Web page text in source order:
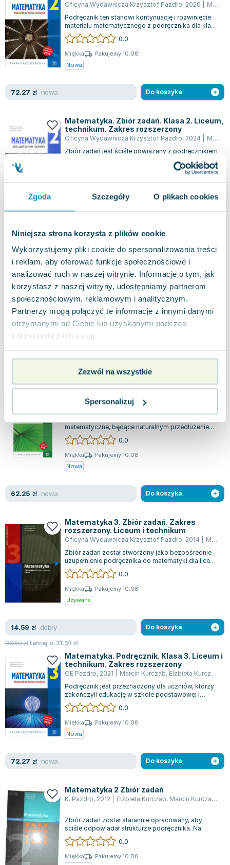
Zgoda Szczegóły O plikach cookies
Niniejsza strona korzysta z plików cookie
Wykorzystujemy pliki cookie do spersonalizowania treści
i reklam, aby oferować funkcje społecznościowe i
analizować ruch w naszej witrynie. Informacje o tym, jak
korzystasz z naszej witryny, udostępniamy partnerom
społecznościowym, reklamowym i analitycznym.
Partnerzy mogą połączyć te informacje z innymi danymi
otrzymanymi od Ciebie lub uzyskanymi podczas
korzystania z ich usług.
Zezwól na wszystkie
Spersonalizuj
Oficyna Wydawnicza Krzysztof Pazdro, 2020
Marcin Kurczab
Podręcznik ten stanowi kontynuację i rozwinięcie
materiału matematycznego z podręcznika dla klasy
pierwszej. Rozpoczynamy od anali...
0.0
Miękka
Pakujemy 10.08
Nowa
72.27 zł nowa Do koszyka
Matematyka. Zbiór zadań. Klasa 2. Liceum,
technikum. Zakres rozszerzony
Oficyna Wydawnicza Krzysztof Pazdro, 2024
Marcin Kurczab
Zbiór zadań jest ściśle powiązany z podręcznikiem
do matematyki dedykowanym dla nowego
systemu edukacyjnego w 4-letnim liceum i 5-...
Matematyka. Podręcznik. Klasa 4. Zakres
podstawowy. Liceum i technikum
OE Pazdro,2022| Marcin Kurczab, Elżbieta Kurczab
Ten podręcznik został opracowany z myślą o
absolwentach szkół podstawowych, którzy
kontynuują naukę w nowo powstałych 4-letnich li...
Miękka
Pakujemy 10.08
Nowa
62.25zł nowa Do koszyka
Matematyka. Podręcznik. Klasa 2. Liceum,
technikum. Zakres podstawowy MAPP2
Oficyna Wydawnicza Krzysztof Pazdro
matematyczne, będące naturalnym przedłużeniem
materiału z klasy pierwszej. Na początku k...
0.0
Miękka
Pakujemy 10.08
Nowa
62.25 zł nowa Do koszyka
Matematyka 3. Zbiór zadań. Zakres
rozszerzony. Liceum i technikum
Oficyna Wydawnicza Krzysztof Pazdro, 2014
Marcin Kurczab
Zbiór zadań został stworzony jako bezpośrednie
uzupełnienie podręcznika do matematyki dla liceów
i techników, w pełnej zgodności z...
0.0
Miękka
Pakujemy 10.08
Używana
14.59 zł dobry
36.50złtaniej o 21.91 zł
Do koszyka
Matematyka. Podręcznik. Klasa 3. Liceum i
technikum. Zakres rozszerzony
OE Pazdro, 2021 Marcin Kurczab, Elżbieta Kurczab
Podręcznik jest przeznaczony dla uczniów, którzy
zakończyli edukację w szkole podstawowej i
rozpoczęli naukę w nowych, 4-letnich l...
0.0
Miękka
Pakujemy 10.08
Nowa
72.27 zł nowa Do koszyka
Matematyka 2 Zbiór zadań
K. Pazdro, 2012 Elżbieta Kurczab, Marcin Kurczab ,
Zbiór zadań został starannie opracowany, aby
ściśle odpowiadał strukturze podręcznika. Na
każdy temat zawarty w podręczniku przygo...
0.0
Miękka
Pakujemy 10.08